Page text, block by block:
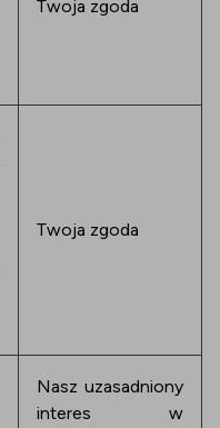
Twoja zgoda
Twoja zgoda
Nasz uzasadniony
interes w